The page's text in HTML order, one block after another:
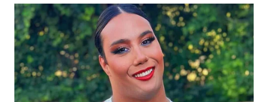
NATUNA
WN
BINTAN
WN
MANDALIKA